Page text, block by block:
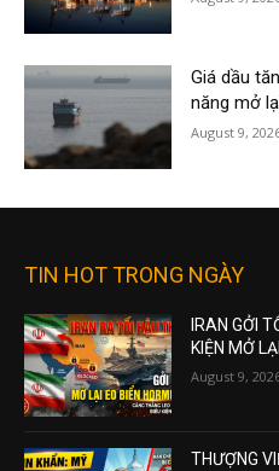
Giá dầu
năng mở
August 9,
TIN HOT TRONG NGÀY
IRAN GỞI
KIỆN MỞ
August 9,
THƯỢNG